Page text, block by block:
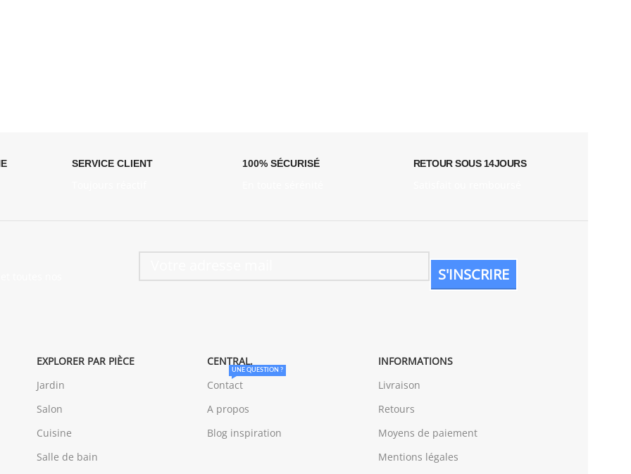
SERVICE CLIENT 100% SÉCURISÉ RETOUR SOUS 14JOURS
EXPLORER PAR PIÈCE
Jardin
Salon
Cuisine
Salle de bain
CENTRAL.
Contact
UNE QUESTION ?
A propos
Blog inspiration
INFORMATIONS
Livraison
Retours
Moyens de paiement
Mentions légales